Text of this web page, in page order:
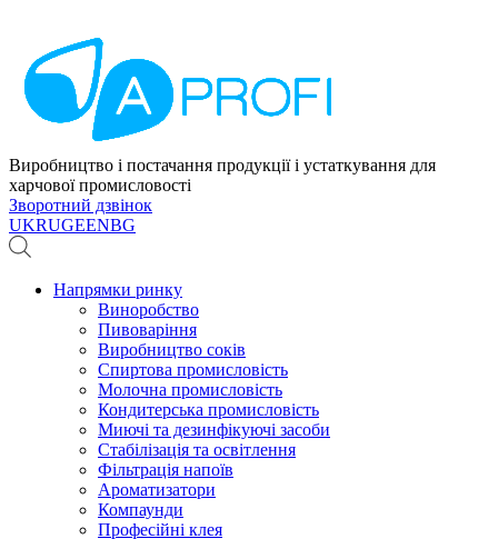
Виробництво і постачання продукції і устаткування для
харчової промисловості
Зворотний дзвінок
UKRUGEENBG
Напрямки ринку
Виноробство
Пивоваріння
Виробництво соків
Спиртова промисловість
Молочна промисловість
Кондитерська промисловість
Миючі та дезинфікуючі засоби
Стабілізація та освітлення
Фільтрація напоїв
Ароматизатори
Компаунди
Професійні клея